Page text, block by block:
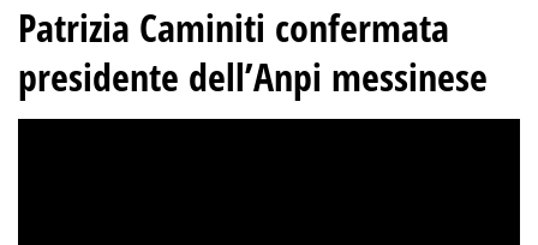
Patrizia Caminiti confermata
presidente dell’Anpi messinese